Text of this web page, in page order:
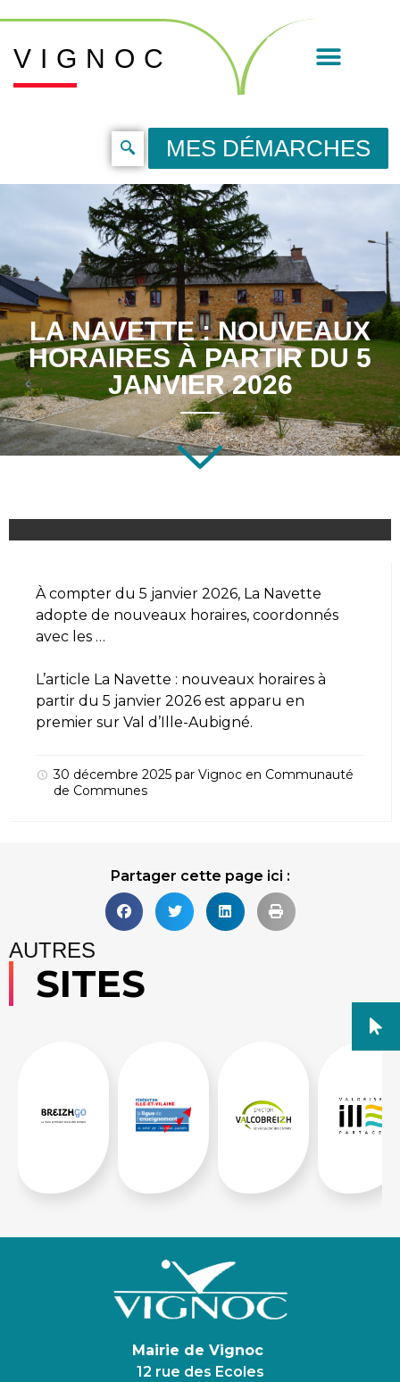
VIGNOC
MES DÉMARCHES
LA NAVETTE : NOUVEAUX
HORAIRES À PARTIR DU 5
JANVIER 2026
À compter du 5 janvier 2026, La Navette
adopte de nouveaux horaires, coordonnés
avec les …
L’article La Navette : nouveaux horaires à
partir du 5 janvier 2026 est apparu en
premier sur Val d’Ille-Aubigné.
30 décembre 2025 par Vignoc en Communauté
de Communes
Partager cette page ici :
AUTRES
SITES
Mairie de Vignoc
12 rue des Ecoles